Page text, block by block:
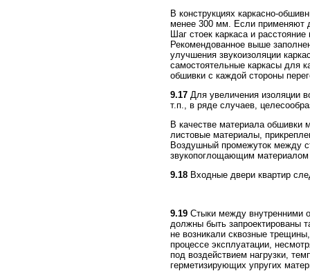
В конструкциях каркасно-
менее 300 мм. Если применяют
Шаг стоек каркаса и
Рекомендованное выше
улучшения звукоизоляции
самостоятельные каркасы для
обшивки с каждой стороны
9.17 Для увеличения изоляции
т.п., в ряде случаев,
В качестве материала обшивки
листовые материалы,
Воздушный промежуток между
звукопоглощающим
9.18 Входные двери квартир
9.19 Стыки между внутренними
должны быть запроектированы
не возникали сквозные
процессе эксплуатации,
под воздействием нагрузки,
герметизирующих упругих